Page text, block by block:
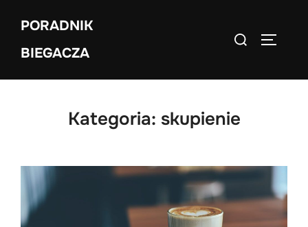
content
PORADNIK
BIEGACZA
Search
Kategoria: skupienie